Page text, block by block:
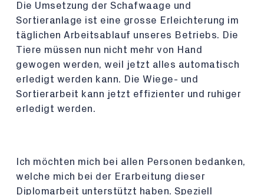
Die Umsetzung der Schafwaage und
Sortieranlage ist eine grosse Erleichterung im
täglichen Arbeitsablauf unseres Betriebs. Die
Tiere müssen nun nicht mehr von Hand
gewogen werden, weil jetzt alles automatisch
erledigt werden kann. Die Wiege- und
Sortierarbeit kann jetzt effizienter und ruhiger
erledigt werden.
Ich möchten mich bei allen Personen bedanken,
welche mich bei der Erarbeitung dieser
Diplomarbeit unterstützt haben. Speziell